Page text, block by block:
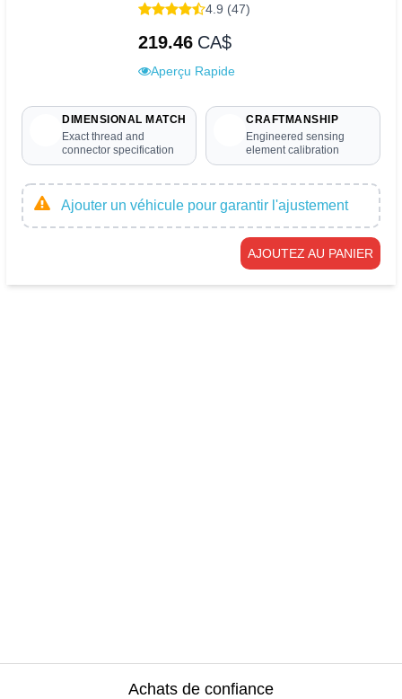
4.9 (47)
219.46 CA$
Aperçu Rapide
DIMENSIONAL MATCH
Exact thread and
connector specification
CRAFTMANSHIP
Engineered sensing
element calibration
Ajouter un véhicule pour garantir l'ajustement
AJOUTEZ AU PANIER
Achats de confiance